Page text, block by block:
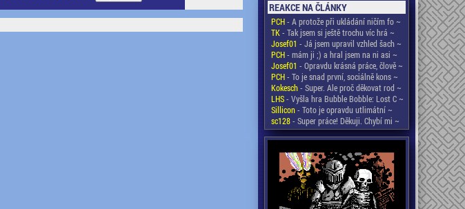
REAKCE NA ČLÁNKY
PCH- A protože při ukládání ničím fo ~
TK- Tak jsem si ještě trochu víc hrá ~
Josef01 - Já jsem upravil vzhled šach ~
PCH- mám ji ;) a hral jsem na ni asi ~
Josef01 - Opravdu krásná práce, člově ~
PCH- To je snad první, sociálně kons ~
Kokesch- Super. Ale proč děkovat rod ~
LHS- Vyšla hra Bubble Bobble: Lost C ~
Sillicon- Toto je opravdu utlimátní ~
sc128- Super práce! Děkuji. Chybí mi ~